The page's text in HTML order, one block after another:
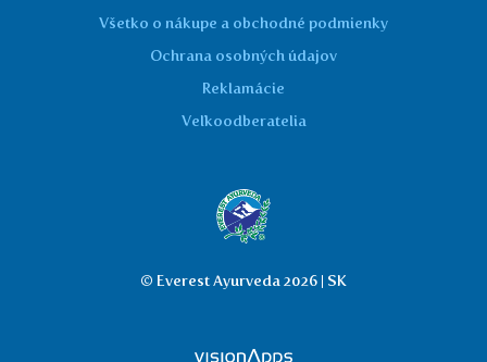
Všetko o nákupe a obchodné podmienky
Ochrana osobných údajov
Reklamácie
Veľkoodberatelia
© Everest Ayurveda 2026 | SK